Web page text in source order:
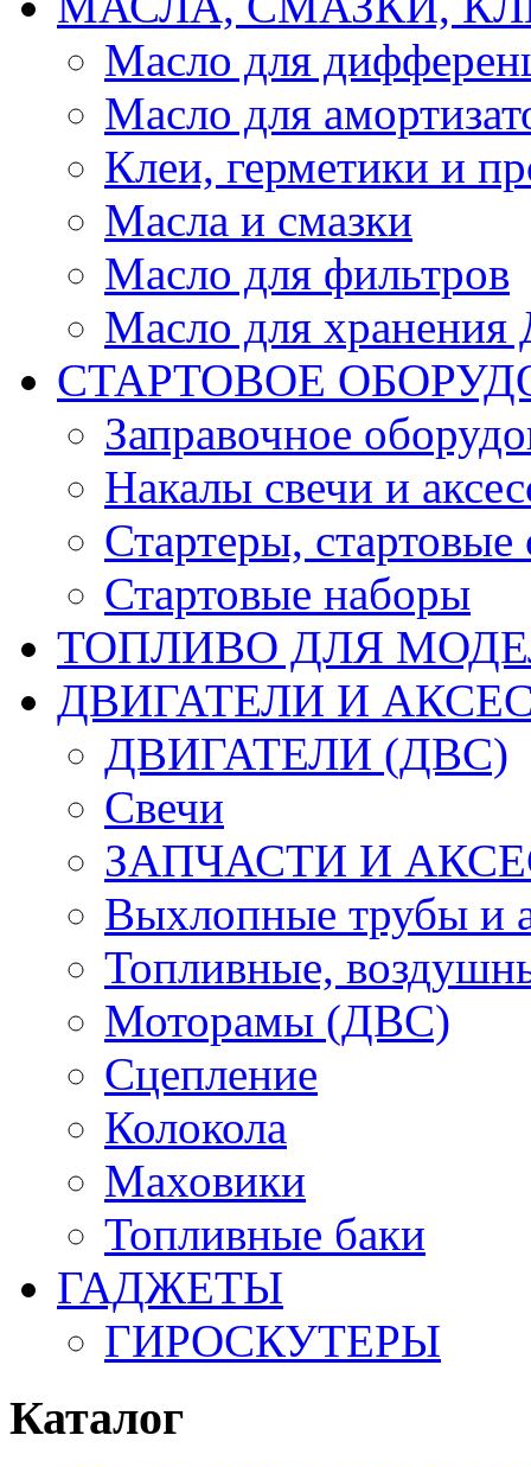
Масло для
Масло для
Клеи, герметики и
Масла и смазки
Масло для фильтров
Масло для
СТАРТОВОЕ
Заправочное
Накалы свечи и
Стартеры, стартовые
Стартовые наборы
ТОПЛИВО ДЛЯ
ДВИГАТЕЛИ И
ДВИГАТЕЛИ (ДВС)
Свечи
ЗАПЧАСТИ И
Выхлопные трубы и
Топливные,
Моторамы (ДВС)
Сцепление
Колокола
Маховики
Топливные баки
ГАДЖЕТЫ
ГИРОСКУТЕРЫ
Каталог